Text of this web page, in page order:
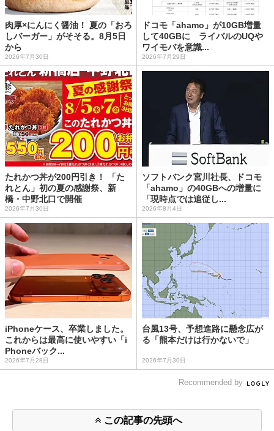
肉厚×にんにく醤油！ 夏の「おろ
しバーガー」がそそる。8月5日
から
2026年7月30日
ドコモ「ahamo」が10GB増量
して40GBに ライバルのUQや
ワイモバを意識...
2026年7月29日
たれかつ丼が200円引き！ 「た
れとん」初の夏の感謝祭、新
橋・中野北口で開催
2026年7月30日
ソフトバンク宮川社長、ドコモ
「ahamo」の40GBへの増量に
「現時点では追従し...
2026年8月4日
iPhoneケース、卒業しました。
これからは最高に使いやすい「i
Phoneバック...
2026年7月28日
台風13号、予想進路に懸念広が
る「熊本だけは行かないで」
2026年7月30日
Recommended by
この記事の先頭へ